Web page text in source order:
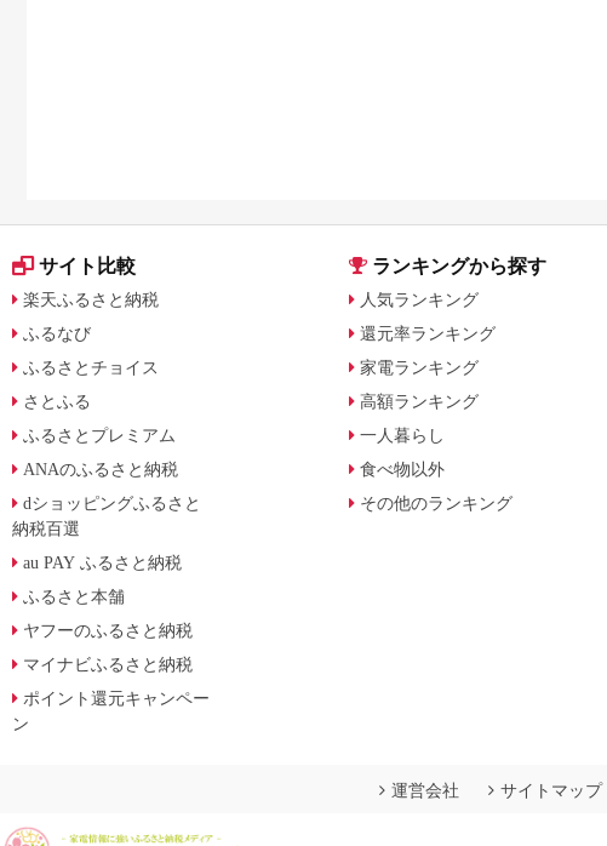
サイト比較
楽天ふるさと納税
ふるなび
ふるさとチョイス
さとふる
ふるさとプレミアム
ANAのふるさと納税
dショッピングふるさと
納税百選
au PAY ふるさと納税
ふるさと本舗
ヤフーのふるさと納税
マイナビふるさと納税
ポイント還元キャンペー
ン
ランキングから探す
人気ランキング
還元率ランキング
家電ランキング
高額ランキング
一人暮らし
食べ物以外
その他のランキング
運営会社 サイトマップ